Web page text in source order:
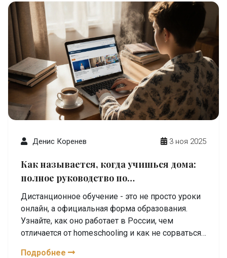
Денис Коренев 3 ноя 2025
Как называется, когда учишься дома:
полное руководство по
дистанционному обучению
Дистанционное обучение - это не просто уроки
онлайн, а официальная форма образования.
Узнайте, как оно работает в России, чем
отличается от homeschooling и как не сорваться,
Подробнее